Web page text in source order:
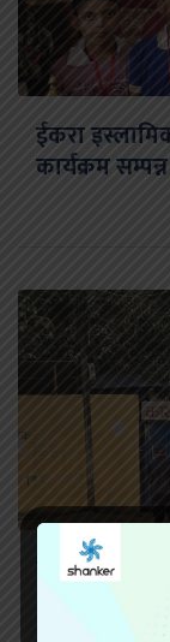
ईकरा
कार्यक्रम सम्पन्न
सिरहा